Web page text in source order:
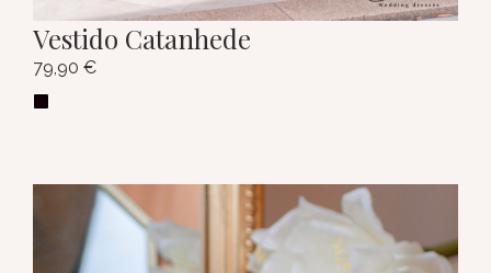
Vestido Catanhede
79,90 €